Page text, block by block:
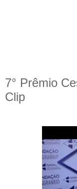
7° Prêmio
Clip